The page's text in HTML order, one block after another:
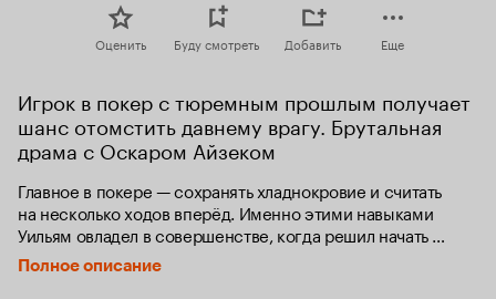
Оценить Буду смотреть Добавить Еще
Игрок в покер с тюремным прошлым получает
шанс отомстить давнему врагу. Брутальная
драма с Оскаром Айзеком
Главное в покере — сохранять хладнокровие и считать
на несколько ходов вперёд. Именно этими навыками
Уильям овладел в совершенстве, когда решил начать
новую жизнь. Теперь он уверенно идет к участию
в Мировой серии и большим деньгам, понимая, что это
Полное описание